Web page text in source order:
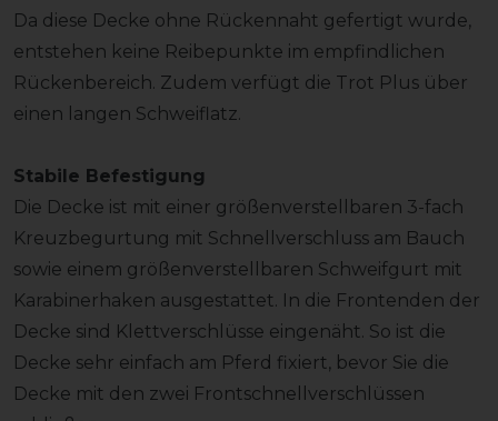
Da diese Decke ohne Rückennaht gefertigt wurde,
entstehen keine Reibepunkte im empfindlichen
Rückenbereich. Zudem verfügt die Trot Plus über
einen langen Schweiflatz.
Stabile Befestigung
Die Decke ist mit einer größenverstellbaren 3-fach
Kreuzbegurtung mit Schnellverschluss am Bauch
sowie einem größenverstellbaren Schweifgurt mit
Karabinerhaken ausgestattet. In die Frontenden der
Decke sind Klettverschlüsse eingenäht. So ist die
Decke sehr einfach am Pferd fixiert, bevor Sie die
Decke mit den zwei Frontschnellverschlüssen